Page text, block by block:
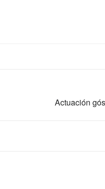
Actuación